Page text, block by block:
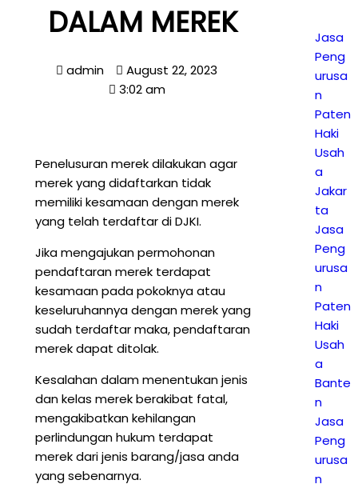
DALAM MEREK
admin
August 22, 2023
3:02 am
Penelusuran merek dilakukan agar
merek yang didaftarkan tidak
memiliki kesamaan dengan merek
yang telah terdaftar di DJKI.
Jika mengajukan permohonan
pendaftaran merek terdapat
kesamaan pada pokoknya atau
keseluruhannya dengan merek yang
sudah terdaftar maka, pendaftaran
merek dapat ditolak.
Kesalahan dalam menentukan jenis
dan kelas merek berakibat fatal,
mengakibatkan kehilangan
perlindungan hukum terdapat
merek dari jenis barang/jasa anda
yang sebenarnya.
Jasa
Peng
urusa
n
Paten
Haki
Usah
a
Jakar
ta
Jasa
Peng
urusa
n
Paten
Haki
Usah
a
Bante
n
Jasa
Peng
urusa
n